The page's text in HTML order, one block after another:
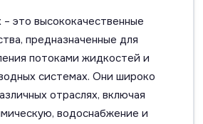
это высококачественные
предназначенные для
потоками жидкостей и
системах. Они широко
отраслях, включая
водоснабжение и